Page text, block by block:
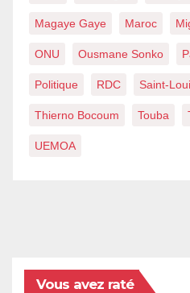
Magaye Gaye Maroc
ONU Ousmane Sonko
Politique RDC Saint-
Thierno Bocoum Touba
UEMOA
Vous avez raté